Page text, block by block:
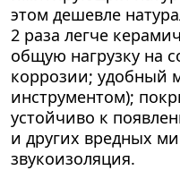
этом дешевле
2 раза легче
общую нагрузку на
коррозии; удобный
инструментом);
устойчиво к
и других вредных
звукоизоляция.